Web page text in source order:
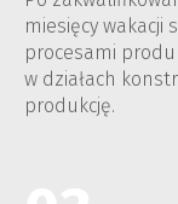
miesięcy wakacji
procesami
w działach
produkcję.